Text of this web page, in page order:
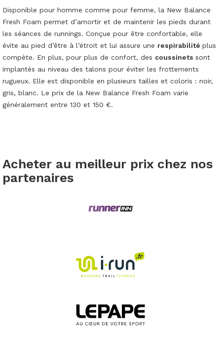
Disponible pour homme comme pour femme, la New Balance
Fresh Foam permet d’amortir et de maintenir les pieds durant
les séances de runnings. Conçue pour être confortable, elle
évite au pied d’être à l’étroit et lui assure une respirabilité plus
compète. En plus, pour plus de confort, des coussinets sont
implantés au niveau des talons pour éviter les frottements
rugueux. Elle est disponible en plusieurs tailles et coloris : noir,
gris, blanc. Le prix de la New Balance Fresh Foam varie
généralement entre 130 et 150 €.
Acheter au meilleur prix chez nos
partenaires